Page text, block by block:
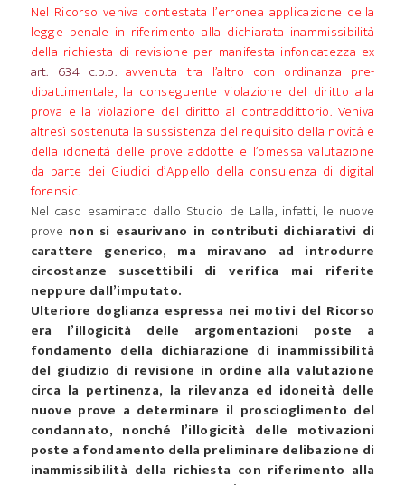
Nel Ricorso veniva contestata l’erronea applicazione della
legge penale in riferimento alla dichiarata inammissibilità
della richiesta di revisione per manifesta infondatezza ex
art. 634 c.p.p.avvenuta tra l’altro con ordinanza pre-
dibattimentale, la conseguente violazione del diritto alla
prova e la violazione del diritto al contraddittorio. Veniva
altresì sostenuta la sussistenza del requisito della novità e
della idoneità delle prove addotte e l’omessa valutazione
da parte dei Giudici d’Appello della consulenza di digital
forensic.
Nel caso esaminato dallo Studio de Lalla, infatti, le nuove
prove non si esaurivano in contributi dichiarativi di
carattere generico, ma miravano ad introdurre
circostanze suscettibili di verifica mai riferite
neppure dall’imputato.
Ulteriore doglianza espressa nei motivi del Ricorso
era l’illogicità delle argomentazioni poste a
fondamento della dichiarazione di inammissibilità
del giudizio di revisione in ordine alla valutazione
circa la pertinenza, la rilevanza ed idoneità delle
nuove prove a determinare il proscioglimento del
condannato, nonché l’illogicità delle motivazioni
poste a fondamento della preliminare delibazione di
inammissibilità della richiesta con riferimento alla